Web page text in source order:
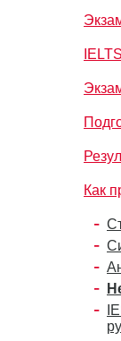
Как